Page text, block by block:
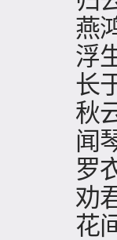
燕
浮
长
秋
闻
罗
劝
花